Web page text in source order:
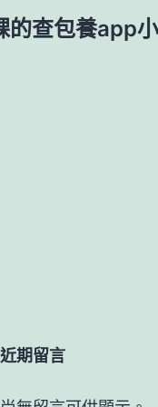
的查包養app
近期留言